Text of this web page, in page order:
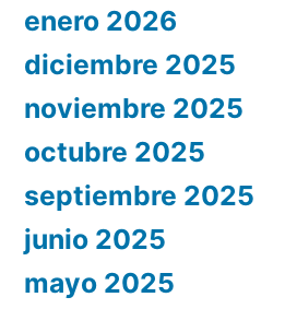
enero 2026
diciembre 2025
noviembre 2025
octubre 2025
septiembre 2025
junio 2025
mayo 2025